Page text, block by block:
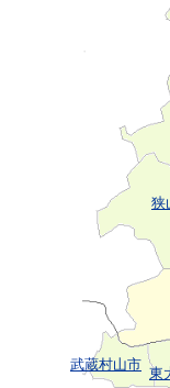
武蔵村山市
狭
東